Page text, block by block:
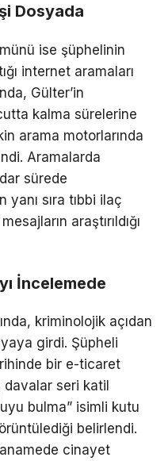
Dosyada
ise şüphelinin
internet aramaları
Gülter’in
kalma sürelerine
arama motorlarında
Aramalarda
sürede
sıra tıbbi ilaç
araştırıldığı
İncelemede
kriminolojik açıdan
girdi. Şüpheli
bir e-ticaret
seri katil
bulma” isimli kutu
belirlendi.
cinayet